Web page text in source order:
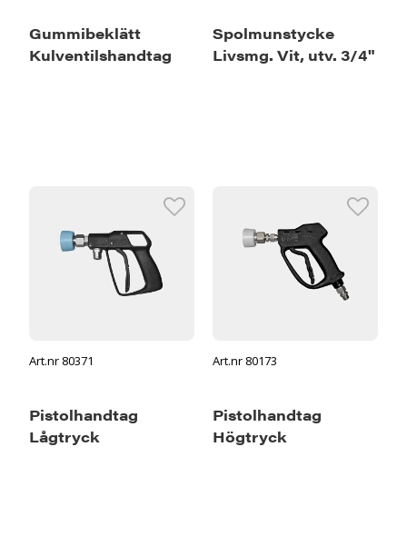
Gummibeklätt
Kulventilshandtag
Spolmunstycke
Livsmg. Vit, utv. 3/4"
Art.nr 80371
Pistolhandtag
Lågtryck
Art.nr 80173
Pistolhandtag
Högtryck